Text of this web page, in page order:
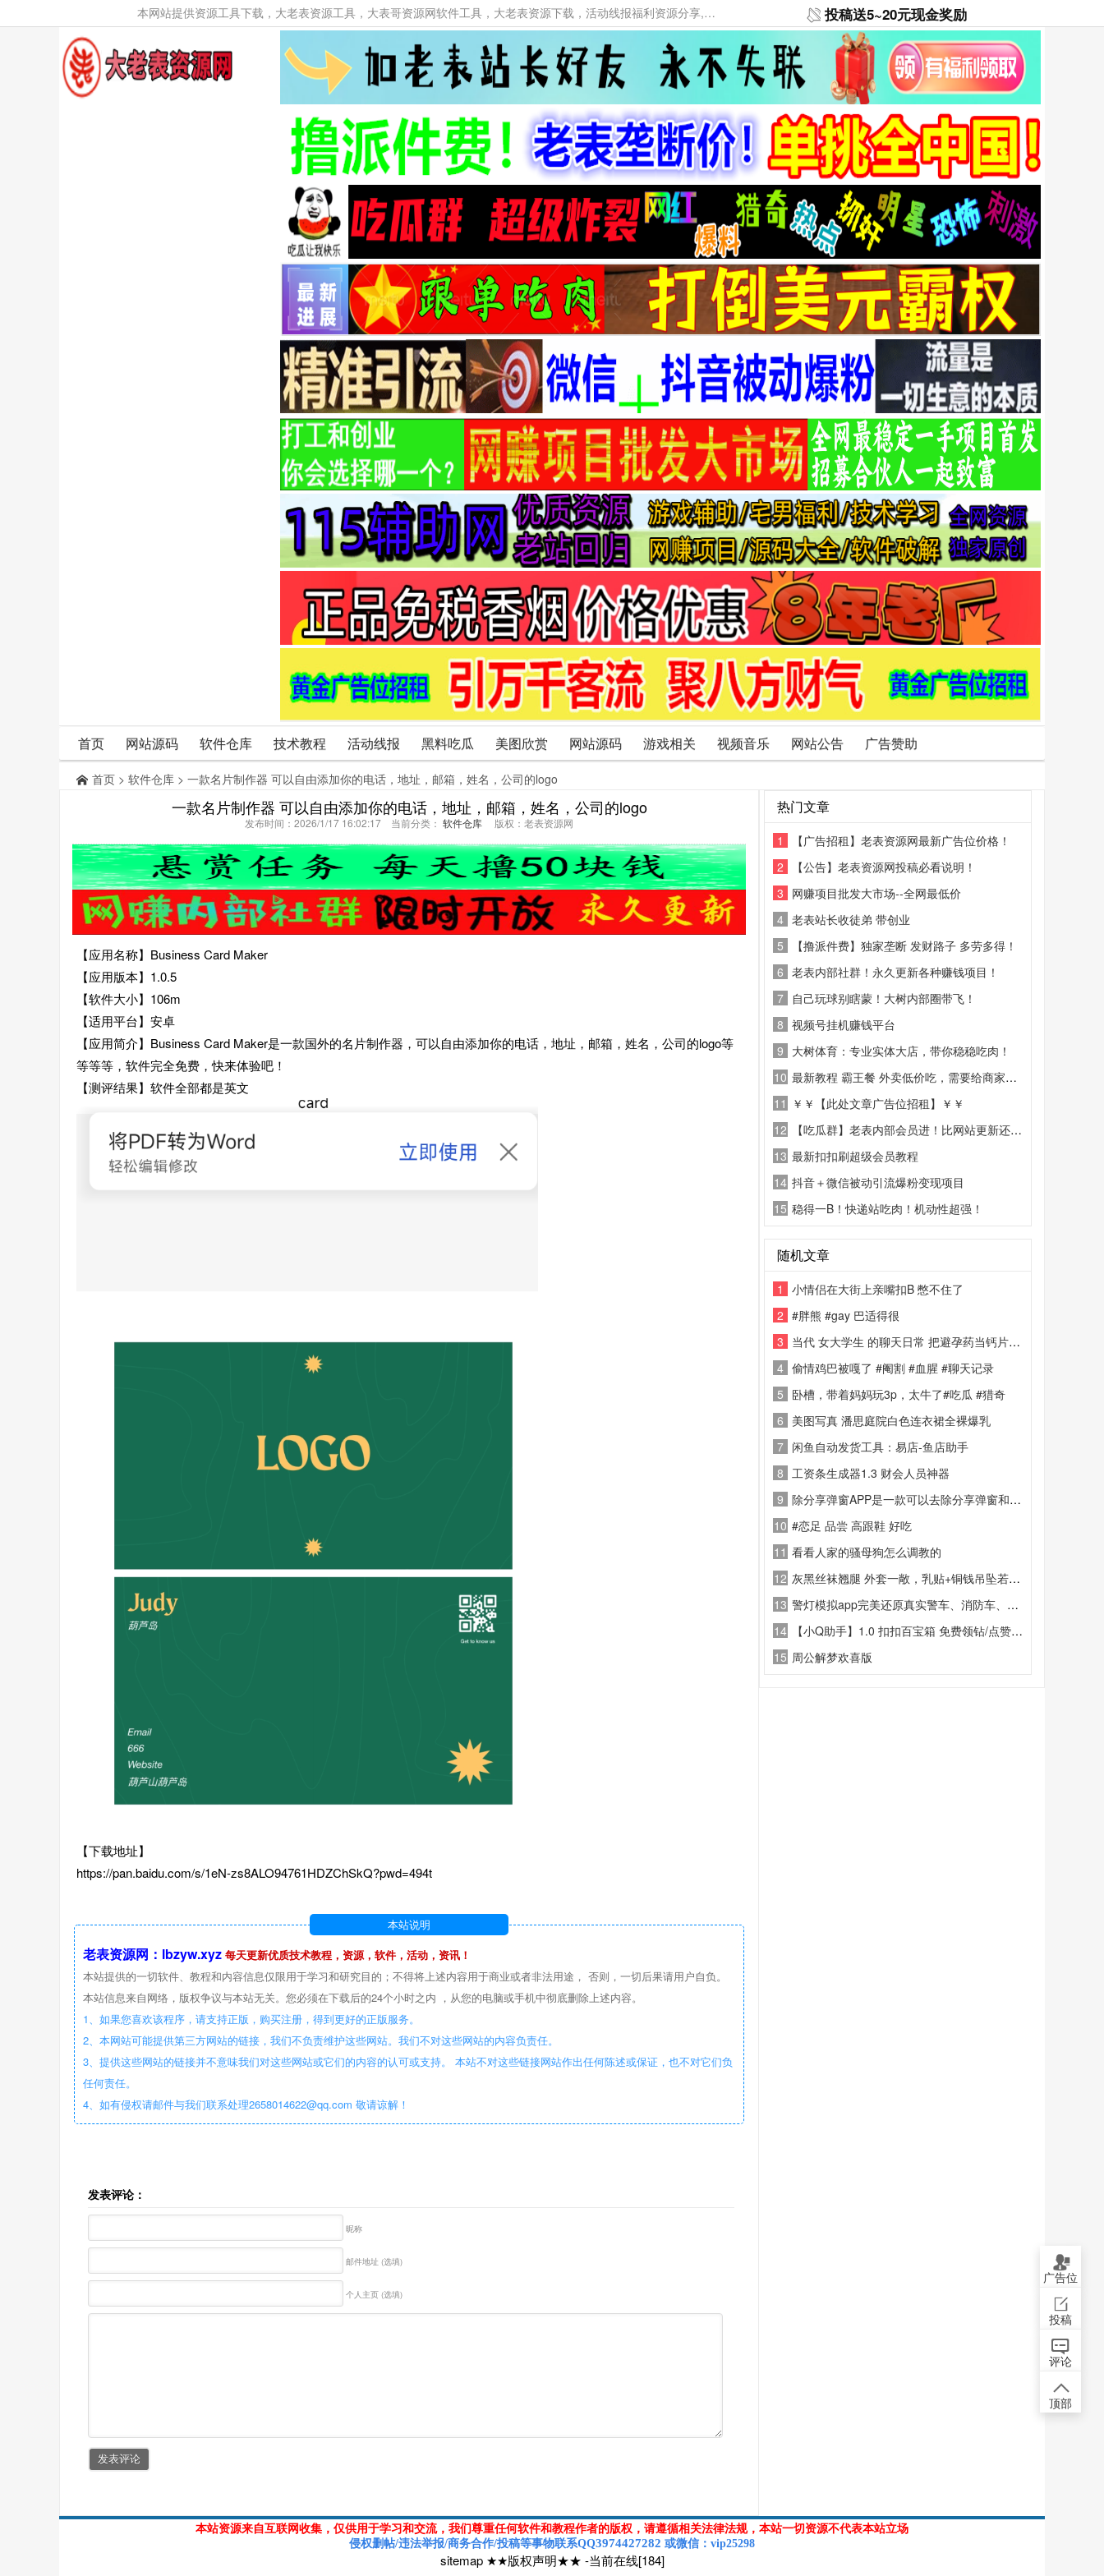
本网站提供资源工具下载，大老表资源工具，大表哥资源网软件工具，大老表资源下载，活动线报福利资源分享,活动线报，大型网游经典游戏，网络热门技术游戏辅助交流与分享。 投稿送5~20元现金奖励
首页 网站源码 软件仓库 技术教程 活动线报 黑料吃瓜 美图欣赏 网站源码 游戏相关 视频音乐 网站公告 广告赞助
首页 > 软件仓库 > 一款名片制作器 可以自由添加你的电话，地址，邮箱，姓名，公司的logo
一款名片制作器 可以自由添加你的电话，地址，邮箱，姓名，公司的logo
发布时间：2026/1/17 16:02:17 当前分类： 软件仓库 版权：老表资源网
【应用名称】Business Card Maker
【应用版本】1.0.5
【软件大小】106m
【适用平台】安卓
【应用简介】Business Card Maker是一款国外的名片制作器，可以自由添加你的电话，地址，邮箱，姓名，公司的logo等
等等等，软件完全免费，快来体验吧！
【测评结果】软件全部都是英文
【下载地址】
https://pan.baidu.com/s/1eN-zs8ALO94761HDZChSkQ?pwd=494t
本站说明
老表资源网：lbzyw.xyz 每天更新优质技术教程，资源，软件，活动，资讯！
本站提供的一切软件、教程和内容信息仅限用于学习和研究目的；不得将上述内容用于商业或者非法用途， 否则，一切后果请用户自负。
本站信息来自网络，版权争议与本站无关。您必须在下载后的24个小时之内 ，从您的电脑或手机中彻底删除上述内容。
1、如果您喜欢该程序，请支持正版，购买注册，得到更好的正版服务。
2、本网站可能提供第三方网站的链接，我们不负责维护这些网站。我们不对这些网站的内容负责任。
3、提供这些网站的链接并不意味我们对这些网站或它们的内容的认可或支持。 本站不对这些链接网站作出任何陈述或保证，也不对它们负
任何责任。
4、如有侵权请邮件与我们联系处理2658014622@qq.com 敬请谅解！
发表评论：
昵称
邮件地址 (选填)
个人主页 (选填)
热门文章
1
【广告招租】老表资源网最新广告位价格！
2
【公告】老表资源网投稿必看说明！
3 网赚项目批发大市场--全网最低价
4 老表站长收徒弟 带创业
5
【撸派件费】独家垄断 发财路子 多劳多得！
6 老表内部社群！永久更新各种赚钱项目！
7 自己玩球别瞎蒙！大树内部圈带飞！
8 视频号挂机赚钱平台
9 大树体育：专业实体大店，带你稳稳吃肉！
10 最新教程 霸王餐 外卖低价吃，需要给商家好评
11 ￥￥【此处文章广告位招租】￥￥
12
【吃瓜群】老表内部会员进！比网站更新还精彩！
13 最新扣扣刷超级会员教程
14 抖音＋微信被动引流爆粉变现项目
15 稳得一B！快递站吃肉！机动性超强！
随机文章
1
小情侣在大街上亲嘴扣B 憋不住了
2 #胖熊 #gay 巴适得很
3 当代 女大学生 的聊天日常 把避孕药当钙片吃 #聊天记录
4 偷情鸡巴被嘎了 #阉割 #血腥 #聊天记录
5 卧槽，带着妈妈玩3p，太牛了#吃瓜 #猎奇
6 美图写真 潘思庭院白色连衣裙全裸爆乳
7 闲鱼自动发货工具：易店-鱼店助手
8 工资条生成器1.3 财会人员神器
9 除分享弹窗APP是一款可以去除分享弹窗和云注入弹窗的 app
10 #恋足 品尝 高跟鞋 好吃
11 看看人家的骚母狗怎么调教的
12 灰黑丝袜翘腿 外套一敞，乳贴+铜钱吊坠若隐若现，翘臀怼镜
13 警灯模拟app完美还原真实警车、消防车、救护车的声光效果
14
【小Q助手】1.0 扣扣百宝箱 免费领钻/点赞/刷步数等
15 周公解梦欢喜版
本站资源来自互联网收集，仅供用于学习和交流，我们尊重任何软件和教程作者的版权，请遵循相关法律法规，本站一切资源不代表本站立场
侵权删帖/违法举报/商务合作/投稿等事物联系QQ3974427282 或微信 ：vip25298
sitemap ★★版权声明★★ -当前在线[184]
广告位
投稿
评论
顶部